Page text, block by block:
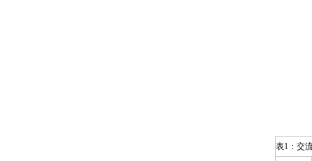
表1：交